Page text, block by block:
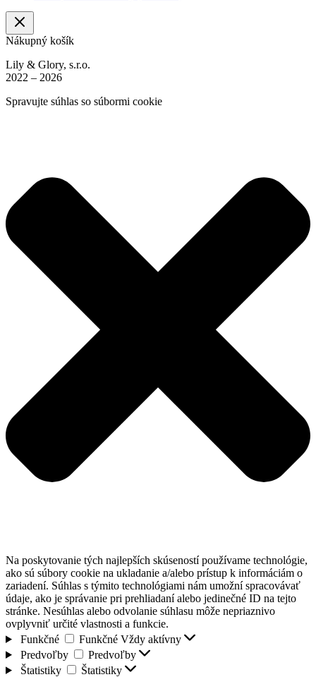
Nákupný košík
Lily & Glory, s.r.o.
2022 – 2026
Spravujte súhlas so súbormi cookie
Na poskytovanie tých najlepších skúseností používame technológie,
ako sú súbory cookie na ukladanie a/alebo prístup k informáciám o
zariadení. Súhlas s týmito technológiami nám umožní spracovávať
údaje, ako je správanie pri prehliadaní alebo jedinečné ID na tejto
stránke. Nesúhlas alebo odvolanie súhlasu môže nepriaznivo
ovplyvniť určité vlastnosti a funkcie.
Funkčné
Funkčné Vždy aktívny
Predvoľby
Predvoľby
Štatistiky
Štatistiky